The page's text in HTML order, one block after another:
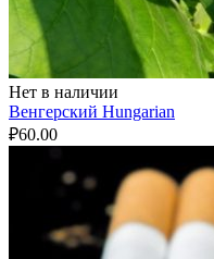
Нет в наличии
Венгерский Hungarian
₽60.00